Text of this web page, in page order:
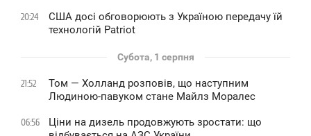
20:24
США досі обговорюють з Україною передачу їй
технологій Patriot
Субота, 1 серпня
21:52
Том — Холланд розповів, що наступним
Людиною-павуком стане Майлз Моралес
06:56
Ціни на дизель продовжують зростати: що